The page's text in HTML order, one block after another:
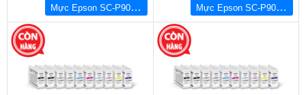
Mực Epson SC-P903 YELLOW IC 50ML (C13T47E400) Mực Epson SC-P903 VIVID MAGENTA IC 50ML (C13T47E300)